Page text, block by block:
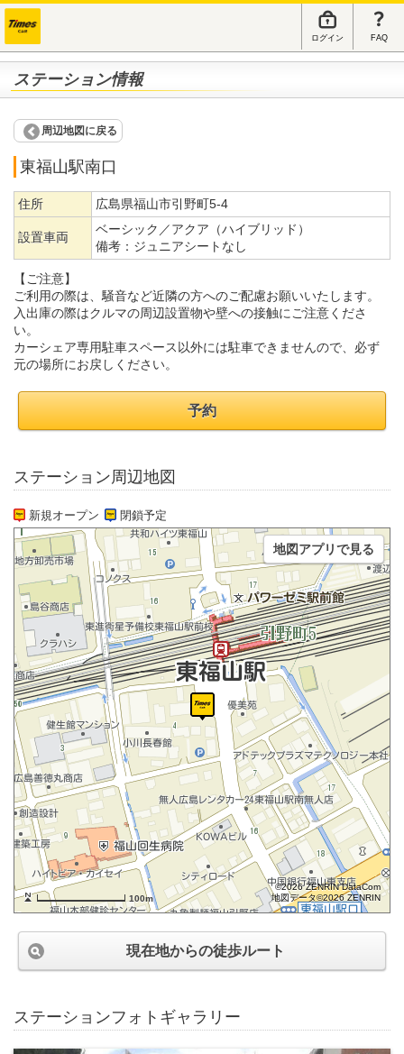
ログイン FAQ
ステーション情報
周辺地図に戻る
東福山駅南口
住所 広島県福山市引野町5-4
設置車両
ベーシック／アクア（ハイブリッド）
備考： ジュニアシートなし
【ご注意】
ご利用の際は、騒音など近隣の方へのご配慮お願いいたします。
入出庫の際はクルマの周辺設置物や壁への接触にご注意くださ
い。
カーシェア専用駐車スペース以外には駐車できませんので、必ず
元の場所にお戻しください。
予約
ステーション周辺地図
新規オープン 閉鎖予定
100m
©2026 ZENRIN DataCom
地図データ©2026 ZENRIN
地図アプリで見る
現在地からの徒歩ルート
ステーションフォトギャラリー